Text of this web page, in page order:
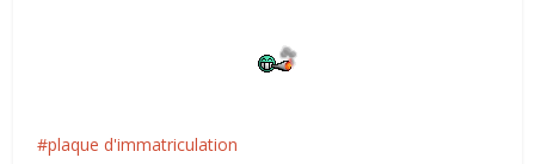
plaque d'immatriculation